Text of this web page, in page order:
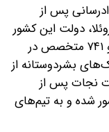
پس از
در ونزوئلا، دولت این کشور
پیش‌تر اعلام کرده بود که بیش از دو هزار و ۷۴۱ متخصص در
بشردوستانه از
نجات پس از
وارد این کشور شده و به تیم‌های